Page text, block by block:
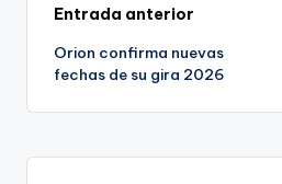
Navegación
de
entradas
Entrada anterior
Orion confirma nuevas
fechas de su gira 2026